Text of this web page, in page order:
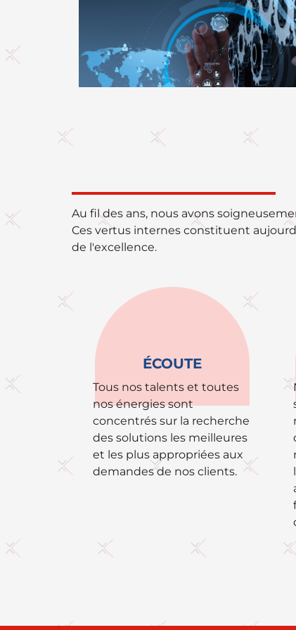
Au fil des ans, nous avons
Ces vertus internes constituent
de l'excellence.
ÉCOUTE
Tous nos talents et toutes
nos énergies sont
concentrés sur la recherche
des solutions les meilleures
et les plus appropriées aux
demandes de nos clients.